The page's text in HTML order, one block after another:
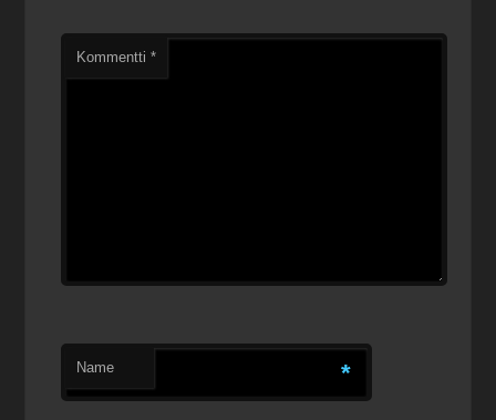
Kommentti*
Name *